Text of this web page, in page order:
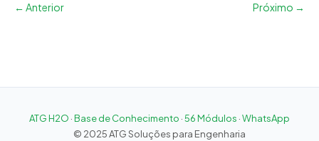
← Anterior Próximo →
ATG H2O ·Base de Conhecimento ·56 Módulos ·WhatsApp
© 2025 ATG Soluções para Engenharia